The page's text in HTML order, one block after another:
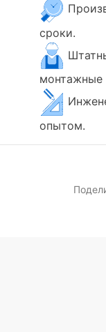
сроки.
монтажные
опытом.